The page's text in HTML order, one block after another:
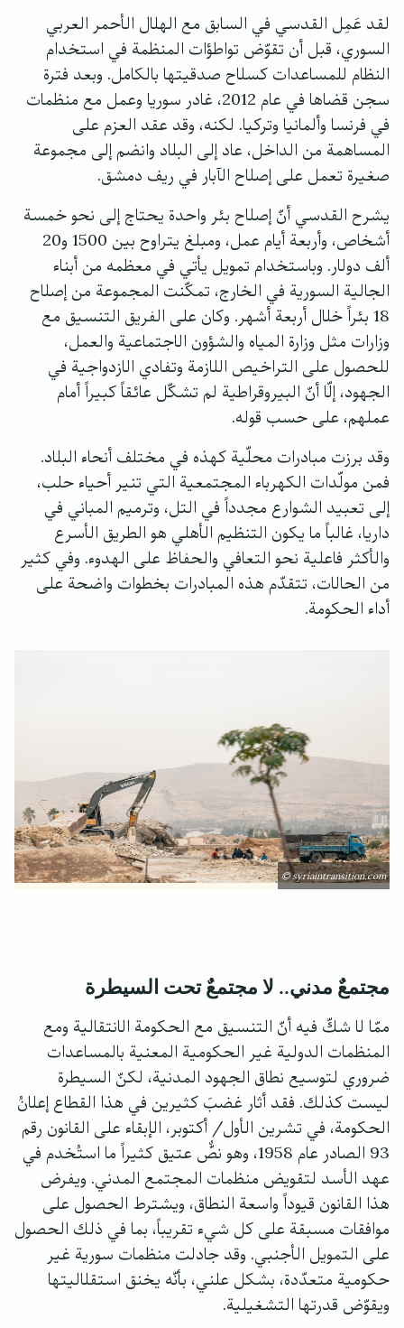
لقد عَمِل القدسي في السابق مع الهلال الأحمر العربي
السوري، قبل أن تقوّض تواطؤات المنظمة في استخدام
النظام للمساعدات كسلاح صدقيتها بالكامل. وبعد فترة
سجن قضاها في عام 2012، غادر سوريا وعمل مع منظمات
في فرنسا وألمانيا وتركيا. لكنه، وقد عقد العزم على
المساهمة من الداخل، عاد إلى البلاد وانضم إلى مجموعة
صغيرة تعمل على إصلاح الآبار في ريف دمشق.
يشرح القدسي أنّ إصلاح بئر واحدة يحتاج إلى نحو خمسة
أشخاص، وأربعة أيام عمل، ومبلغ يتراوح بين 1500 و20
ألف دولار. وباستخدام تمويل يأتي في معظمه من أبناء
الجالية السورية في الخارج، تمكّنت المجموعة من إصلاح
18 بئراً خلال أربعة أشهر. وكان على الفريق التنسيق مع
وزارات مثل وزارة المياه والشؤون الاجتماعية والعمل،
للحصول على التراخيص اللازمة وتفادي الازدواجية في
الجهود، إلّا أنّ البيروقراطية لم تشكّل عائقاً كبيراً أمام
عملهم، على حسب قوله.
وقد برزت مبادرات محلّية كهذه في مختلف أنحاء البلاد.
فمن مولّدات الكهرباء المجتمعية التي تنير أحياء حلب،
إلى تعبيد الشوارع مجدداً في التل، وترميم المباني في
داريا، غالباً ما يكون التنظيم الأهلي هو الطريق الأسرع
والأكثر فاعلية نحو التعافي والحفاظ على الهدوء. وفي كثير
من الحالات، تتقدّم هذه المبادرات بخطوات واضحة على
أداء الحكومة.
© syriaintransition.com
مجتمعٌ مدني.. لا مجتمعٌ تحت السيطرة
ممّا لا شكّ فيه أنّ التنسيق مع الحكومة الانتقالية ومع
المنظمات الدولية غير الحكومية المعنية بالمساعدات
ضروري لتوسيع نطاق الجهود المدنية، لكنّ السيطرة
ليست كذلك. فقد أثار غضبَ كثيرين في هذا القطاع إعلانُ
الحكومة، في تشرين الأول/ أكتوبر، الإبقاء على القانون رقم
93 الصادر عام 1958، وهو نصٌّ عتيق كثيراً ما استُخدم في
عهد الأسد لتقويض منظمات المجتمع المدني. ويفرض
هذا القانون قيوداً واسعة النطاق، ويشترط الحصول على
موافقات مسبقة على كل شيء تقريباً، بما في ذلك الحصول
على التمويل الأجنبي. وقد جادلت منظمات سورية غير
حكومية متعدّدة، بشكل علني، بأنّه يخنق استقلاليتها
ويقوّض قدرتها التشغيلية.